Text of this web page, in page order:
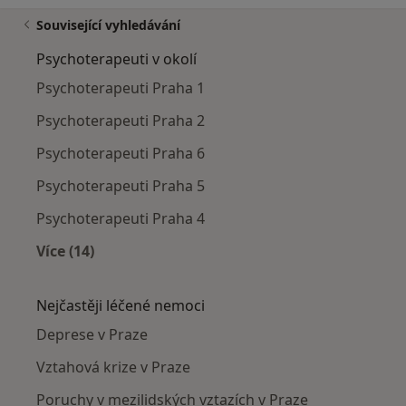
Související vyhledávání
Psychoterapeuti v okolí
Psychoterapeuti Praha 1
Psychoterapeuti Praha 2
Psychoterapeuti Praha 6
Psychoterapeuti Praha 5
Psychoterapeuti Praha 4
Více (14)
Nejčastěji léčené nemoci
Deprese v Praze
Vztahová krize v Praze
Poruchy v mezilidských vztazích v Praze